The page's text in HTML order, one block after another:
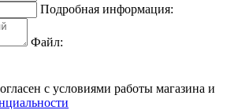
Подробная информация:
Файл:
с условиями работы магазина и